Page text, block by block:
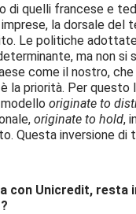
quelli francese e
la dorsale del
Le politiche
ma non si
come il nostro, che
la priorità. Per
originate to
originate to hold,
Questa inversione
Unicredit, resta